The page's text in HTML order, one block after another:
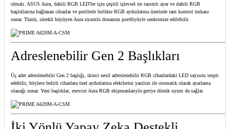
olmalı. ASUS Aura, dahili RGB LED'ler için çeşitli işlevsel ön tanımlı ayar ve dahili RGB
başlıklarına bağlanan cihazlar ve şeritlerle birlikte RGB aydınlatma üzerinde tam kontrol imkanı
sunar. Tümü, sürekli büyüyen Aura uyumlu donanım portföyüyle senkronize edilebilir.
Adreslenebilir Gen 2 Başlıkları
Üç adet adreslenebilir Gen 2 başlığı, ikinci nesil adreslenebilir RGB cihazlardaki LED sayısını tespit
edebilir, böylece belirli cihazlara özel aydınlatma efektlerini yazılım ile otomatik olarak ayarlama
olanağı sunar. Yeni başlıklar, mevcut Aura RGB ekipmanlarıyla geriye dönük uyum da sağlar.